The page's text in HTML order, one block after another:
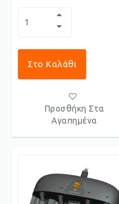
Στο Καλάθι
Προσθήκη Στα
Αγαπημένα